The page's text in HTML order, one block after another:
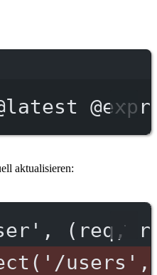
aktualisieren:
(req,
users',